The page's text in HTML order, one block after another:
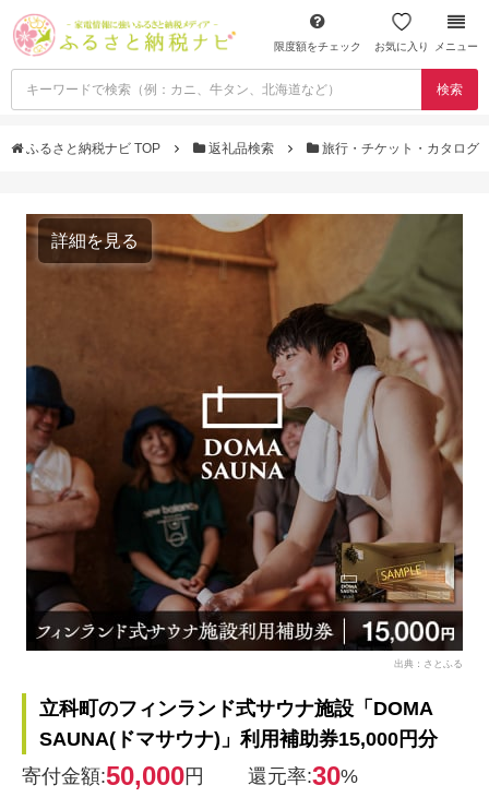
限度額をチェック お気に入り メニュー
検索
ふるさと納税ナビ TOP 返礼品検索 旅行・チケット・カタログ
詳細を見る
出典：さとふる
立科町のフィンランド式サウナ施設「DOMA
SAUNA(ドマサウナ)」利用補助券15,000円分
寄付金額:50,000円 還元率:30%